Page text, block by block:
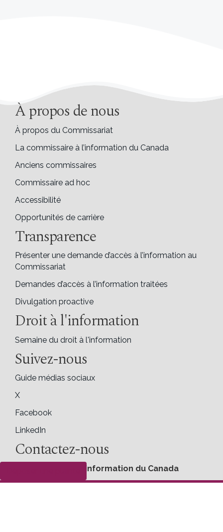
À propos de nous
À propos du Commissariat
La commissaire à l’information du Canada
Anciens commissaires
Commissaire ad hoc
Accessibilité
Opportunités de carrière
Transparence
Présenter une demande d’accès à l’information au
Commissariat
Demandes d’accès à l’information traitées
Divulgation proactive
Droit à l'information
Semaine du droit à l'information
Suivez-nous
Guide médias sociaux
X
Facebook
LinkedIn
Contactez-nous
Commissariat à l'information du Canada
30, rue Victoria